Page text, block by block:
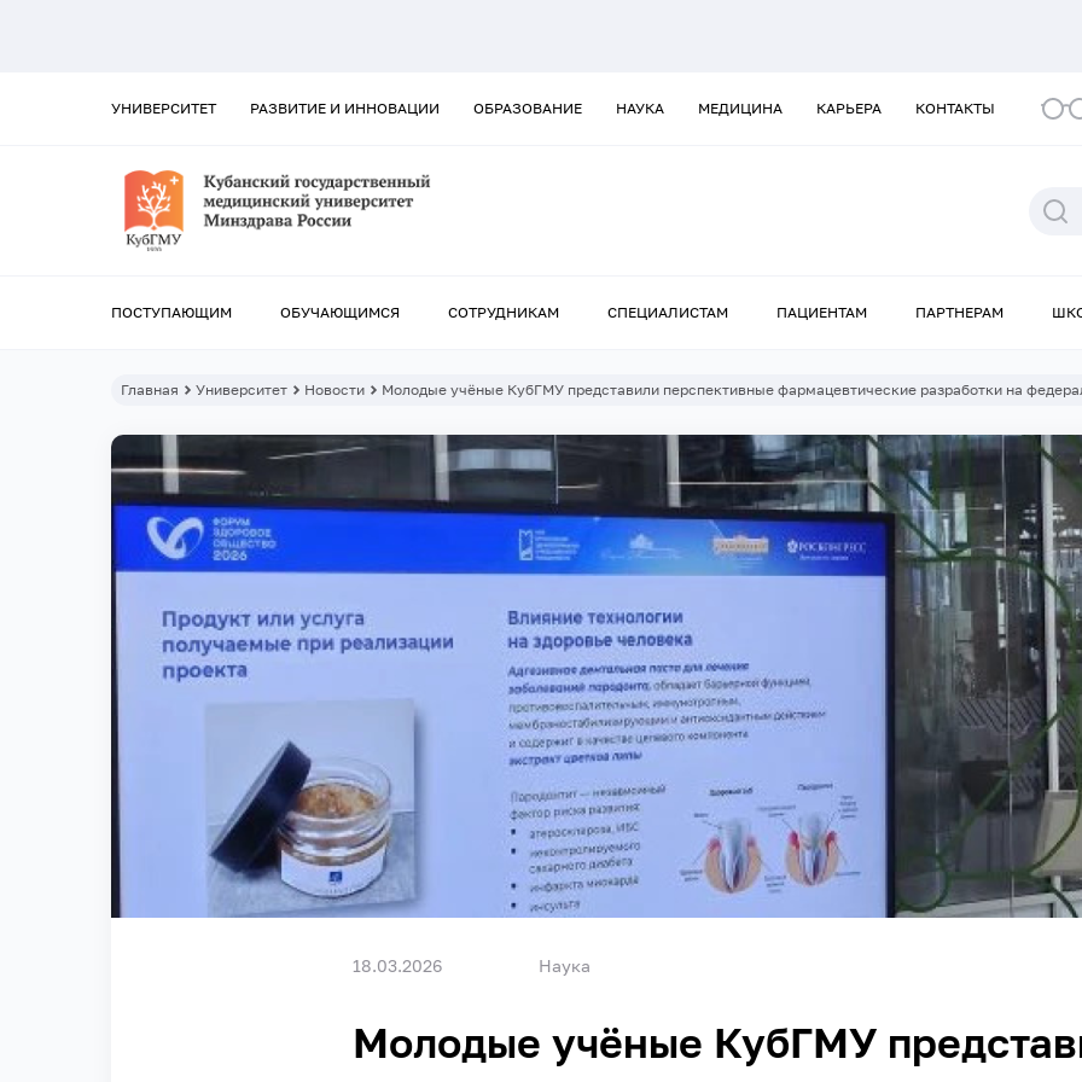
УНИВЕРСИТЕТ РАЗВИТИЕ И ИННОВАЦИИ ОБРАЗОВАНИЕ НАУКА МЕДИЦИНА КАРЬЕРА КОНТАКТЫ
ПОСТУПАЮЩИМ ОБУЧАЮЩИМСЯ СОТРУДНИКАМ СПЕЦИАЛИСТАМ ПАЦИЕНТАМ ПАРТНЕРАМ
Главная Университет Новости Молодые учёные КубГМУ представили перспективные фармацевтические разработки на
18.03.2026 Наука
Молодые учёные КубГМУ